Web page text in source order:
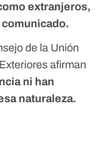
extranjeros,
de la Unión
afirman
ni han
naturaleza.